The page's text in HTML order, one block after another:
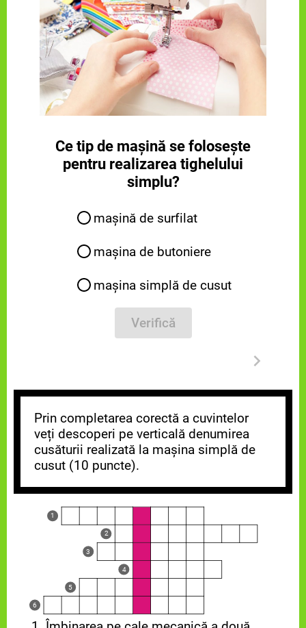
Ce tip de mașină se folosește
pentru realizarea tighelului
simplu?
mașină de surfilat
mașina de butoniere
mașina simplă de cusut
Verifică
Prin completarea corectă a cuvintelor
veți descoperi pe verticală denumirea
cusăturii realizată la mașina simplă de
cusut (10 puncte).
1
2
3
4
5
6